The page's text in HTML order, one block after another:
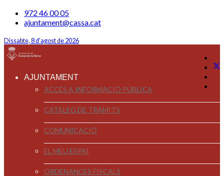
972 46 00 05
ajuntament@cassa.cat
Dissabte, 8 d'agost de 2026
AJUNTAMENT
ACCÉS A INFORMACIÓ PÚBLICA
CATÀLEG DE TRÀMITS
COMUNICACIÓ
EL MEU ESPAI
ORDENANCES FISCALS